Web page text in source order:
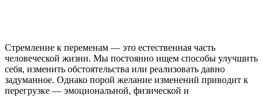
Стремление к переменам — это естественная часть
человеческой жизни. Мы постоянно ищем способы улучшить
себя, изменить обстоятельства или реализовать давно
задуманное. Однако порой желание изменений приводит к
перегрузке — эмоциональной, физической и